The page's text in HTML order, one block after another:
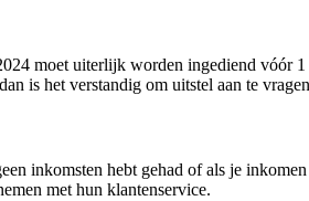
moet uiterlijk worden ingediend vóór
is het verstandig om uitstel aan te
inkomsten hebt gehad of als je
met hun klantenservice.